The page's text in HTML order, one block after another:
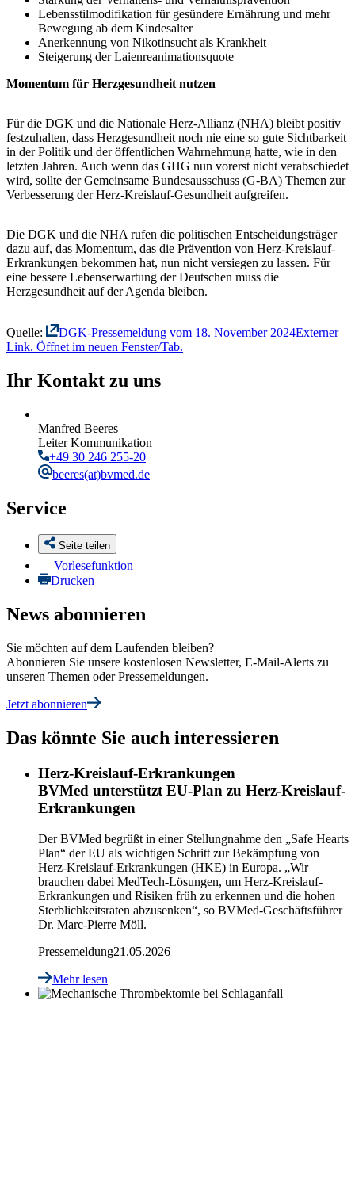
Lebensstilmodifikation für gesündere Ernährung und mehr
Bewegung ab dem Kindesalter
Anerkennung von Nikotinsucht als Krankheit
Steigerung der Laienreanimationsquote
Momentum für Herzgesundheit nutzen
Für die DGK und die Nationale Herz-Allianz (NHA) bleibt positiv
festzuhalten, dass Herzgesundheit noch nie eine so gute Sichtbarkeit
in der Politik und der öffentlichen Wahrnehmung hatte, wie in den
letzten Jahren. Auch wenn das GHG nun vorerst nicht verabschiedet
wird, sollte der Gemeinsame Bundesausschuss (G-BA) Themen zur
Verbesserung der Herz-Kreislauf-Gesundheit aufgreifen.
Die DGK und die NHA rufen die politischen Entscheidungsträger
dazu auf, das Momentum, das die Prävention von Herz-Kreislauf-
Erkrankungen bekommen hat, nun nicht versiegen zu lassen. Für
eine bessere Lebenserwartung der Deutschen muss die
Herzgesundheit auf der Agenda bleiben.
Quelle: DGK-Pressemeldung vom 18. November 2024Externer
Link. Öffnet im neuen Fenster/Tab.
Ihr Kontakt zu uns
Manfred Beeres
Leiter Kommunikation
+49 30 246 255-20
beeres(at)bvmed.de
Service
Seite teilen
Vorlesefunktion
Drucken
News abonnieren
Sie möchten auf dem Laufenden bleiben?
Abonnieren Sie unsere kostenlosen Newsletter, E-Mail-Alerts zu
unseren Themen oder Pressemeldungen.
Jetzt abonnieren
Das könnte Sie auch interessieren
Herz-Kreislauf-Erkrankungen
BVMed unterstützt EU-Plan zu Herz-Kreislauf-
Erkrankungen
Der BVMed begrüßt in einer Stellungnahme den „Safe Hearts
Plan“ der EU als wichtigen Schritt zur Bekämpfung von
Herz-Kreislauf-Erkrankungen (HKE) in Europa. „Wir
brauchen dabei MedTech-Lösungen, um Herz-Kreislauf-
Erkrankungen und Risiken früh zu erkennen und die hohen
Sterblichkeitsraten abzusenken“, so BVMed-Geschäftsführer
Dr. Marc-Pierre Möll.
Pressemeldung21.05.2026
Mehr lesen